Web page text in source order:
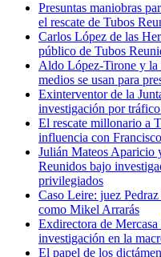
Presuntas maniobras
el rescate de Tubos
Carlos López de las
público de Tubos
Aldo López-Tirone y la
medios se usan para
Exinterventor de la
investigación por
El rescate millonario a
influencia con
Julián Mateos Aparicio
Reunidos bajo
privilegiados
Caso Leire: juez
como Mikel Arrarás
Exdirectora de
investigación en la
El papel de los